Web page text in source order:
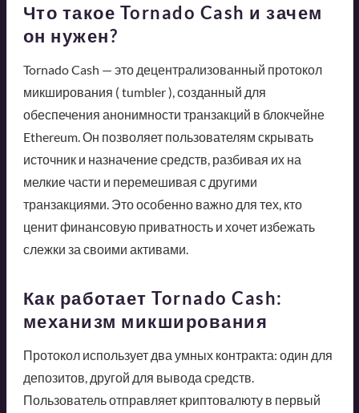
Что такое Tornado Cash и зачем
он нужен?
Tornado Cash — это децентрализованный протокол
микширования ( tumbler ), созданный для
обеспечения анонимности транзакций в блокчейне
Ethereum. Он позволяет пользователям скрывать
источник и назначение средств, разбивая их на
мелкие части и перемешивая с другими
транзакциями. Это особенно важно для тех, кто
ценит финансовую приватность и хочет избежать
слежки за своими активами.
Как работает Tornado Cash:
механизм микширования
Протокол использует два умных контракта: один для
депозитов, другой для вывода средств.
Пользователь отправляет криптовалюту в первый